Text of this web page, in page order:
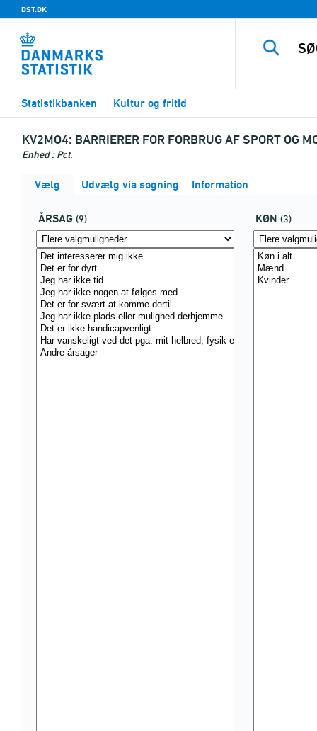
DST.DK
Statistikbanken Kultur og fritid
KV2MO4: BARRIERER FOR FORBRUG AF SPORT OG
Enhed : Pct.
Vælg Udvælg via søgning Information
ÅRSAG (9) KØN (3)